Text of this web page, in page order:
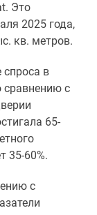
Это
2025 года,
кв. метров.
спроса в
сравнению с
65-
35-60%.
с